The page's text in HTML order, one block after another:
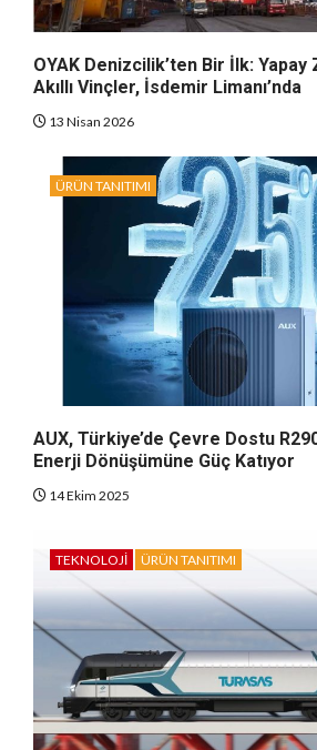
OYAK Denizcilik’ten Bir İlk:
Akıllı Vinçler, İsdemir Limanı’nda
13 Nisan 2026
ÜRÜN TANITIMI
AUX, Türkiye’de Çevre Dostu
Enerji Dönüşümüne Güç Katıyor
14 Ekim 2025
TEKNOLOJI ÜRÜN TANITIMI